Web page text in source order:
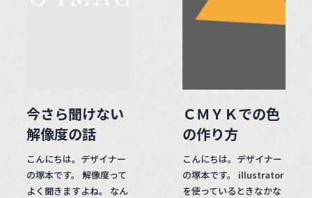
今さら聞けない
解像度の話
こんにちは。デザイナー
の塚本です。 解像度って
よく聞きますよね。 なん
ＣＭＹＫでの色
の作り方
こんにちは。デザイナー
の塚本です。 illustrator
を使っているときなかな